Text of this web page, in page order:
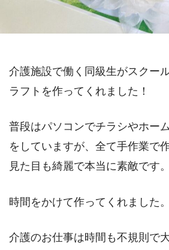
介護施設で働く同級生がスクー
ラフトを作ってくれました！
普段はパソコンでチラシやホー
をしていますが、全て手作業で
見た目も綺麗で本当に素敵です。
時間をかけて作ってくれました。
介護のお仕事は時間も不規則で